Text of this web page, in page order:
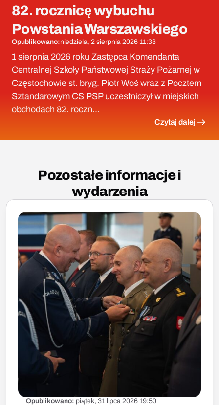
82. rocznicę wybuchu
Powstania Warszawskiego
Opublikowano:niedziela, 2 sierpnia 2026 11:38
1 sierpnia 2026 roku Zastępca Komendanta
Centralnej Szkoły Państwowej Straży Pożarnej w
Częstochowie st. bryg. Piotr Woś wraz z Pocztem
Sztandarowym CS PSP uczestniczył w miejskich
obchodach 82. roczn...
Czytaj dalej
Pozostałe informacje i
wydarzenia
Opublikowano: piątek, 31 lipca 2026 19:50